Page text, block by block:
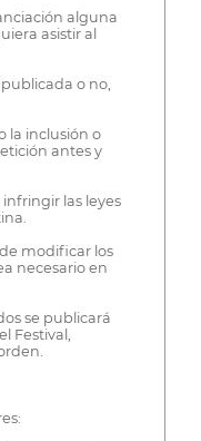
alguna
asistir al
o no,
la inclusión o
antes y
las leyes
modificar los
necesario en
se publicará
Festival,